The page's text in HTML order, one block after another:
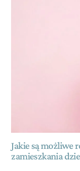
Jakie są możliwe
zamieszkania